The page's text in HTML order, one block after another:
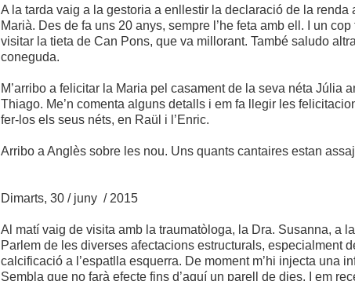
A la tarda vaig a la gestoria a enllestir la declaració de la renda
Marià. Des de fa uns 20 anys, sempre l’he feta amb ell. I un cop
visitar la tieta de Can Pons, que va millorant. També saludo
coneguda.
M’arribo a felicitar la Maria pel casament de la seva néta Júlia
Thiago. Me’n comenta alguns detalls i em fa llegir les
fer-los els seus néts, en Raül i l’Enric.
Arribo a Anglès sobre les nou. Uns quants cantaires estan
Dimarts, 30 / juny / 2015
Al matí vaig de visita amb la traumatòloga, la Dra. Susanna, a
Parlem de les diverses afectacions estructurals, especialment
calcificació a l’espatlla esquerra. De moment m’hi injecta una
Sembla que no farà efecte fins d’aquí un parell de dies. I em